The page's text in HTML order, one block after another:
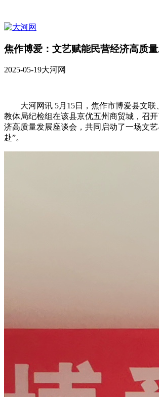
焦作博爱：文艺赋能民营经济高质
2025-05-19大河网
大河网讯 5月15日，焦作市博爱县文
教体局纪检组在该县京优五州商贸城，召
济高质量发展座谈会，共同启动了一场文
赴”。